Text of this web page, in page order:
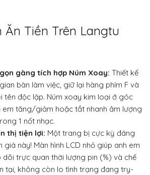
Tiền Trên Langtu
gàng tích hợp Núm Xoay: Thiết kế
bàn làm việc, giữ lại hàng phím F và
tên độc lập. Núm xoay kim loại ở góc
em tăng/giảm hoặc tắt nhanh âm lượng
1 nốt nhạc.
thị tiện lợi: Một trang bị cực kỳ đáng
này! Màn hình LCD nhỏ giúp anh em
dõi trực quan thời lượng pin (%) và chế
tại, không còn lo tình trạng đang try-